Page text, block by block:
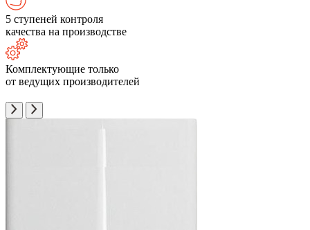
5 ступеней контроля
качества на производстве
Комплектующие только
от ведущих производителей